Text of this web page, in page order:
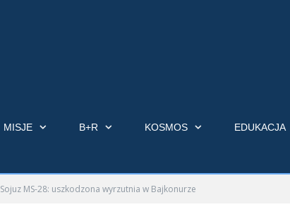
MISJE B+R KOSMOS EDUKACJA
Sojuz MS-28: uszkodzona wyrzutnia w Bajkonurze